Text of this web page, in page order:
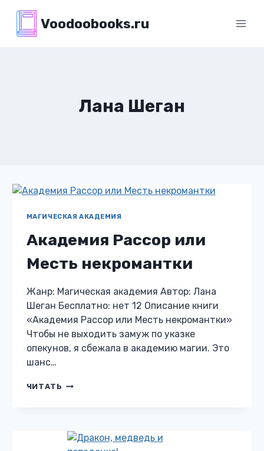
содержимому
Voodoobooks.ru
Лана Шеган
МАГИЧЕСКАЯ АКАДЕМИЯ
Академия Рассор или
Месть некромантки
Жанр: Магическая академия Автор: Лана
Шеган Бесплатно: нет 12 Описание книги
«Академия Рассор или Месть некромантки»
Чтобы не выходить замуж по указке
опекунов, я сбежала в академию магии. Это
шанс…
ЧИТАТЬ АКАДЕМИЯ
НЕКРОМАНТКИ